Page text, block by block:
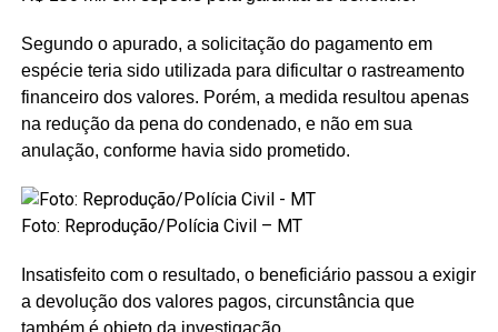
Segundo o apurado, a solicitação do pagamento em
espécie teria sido utilizada para dificultar o rastreamento
financeiro dos valores. Porém, a medida resultou apenas
na redução da pena do condenado, e não em sua
anulação, conforme havia sido prometido.
Foto: Reprodução/Polícia Civil – MT
Insatisfeito com o resultado, o beneficiário passou a exigir
a devolução dos valores pagos, circunstância que